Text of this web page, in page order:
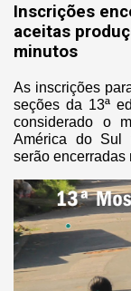
Inscrições
aceitas
minutos
As inscrições
seções da 13ª
considerado o
América do Sul
serão encerradas